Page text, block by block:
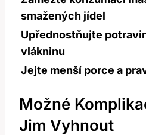
smažených jídel
Upřednostňujte
vlákninu
Jejte menší porce a
Možné
Jim Vyhnout